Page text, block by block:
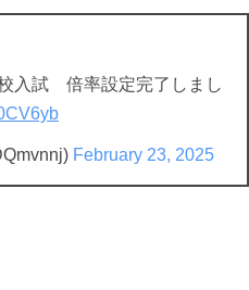
入試 倍率設定完了しまし
February 23, 2025